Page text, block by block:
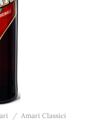
/ Amari Classici